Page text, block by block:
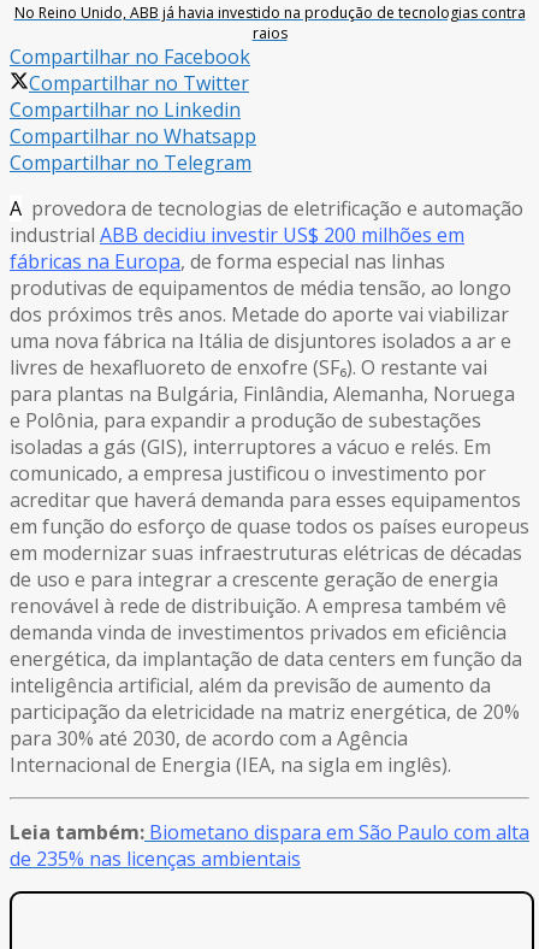
No Reino Unido, ABB já havia investido na produção de tecnologias contra
raios
Compartilhar no Facebook
Compartilhar no Twitter
Compartilhar no Linkedin
Compartilhar no Whatsapp
Compartilhar no Telegram
A provedora de tecnologias de eletrificação e automação
industrial ABB decidiu investir US$ 200 milhões em
fábricas na Europa, de forma especial nas linhas
produtivas de equipamentos de média tensão, ao longo
dos próximos três anos. Metade do aporte vai viabilizar
uma nova fábrica na Itália de disjuntores isolados a ar e
livres de hexafluoreto de enxofre (SF₆). O restante vai
para plantas na Bulgária, Finlândia, Alemanha, Noruega
e Polônia, para expandir a produção de subestações
isoladas a gás (GIS), interruptores a vácuo e relés. Em
comunicado, a empresa justificou o investimento por
acreditar que haverá demanda para esses equipamentos
em função do esforço de quase todos os países europeus
em modernizar suas infraestruturas elétricas de décadas
de uso e para integrar a crescente geração de energia
renovável à rede de distribuição. A empresa também vê
demanda vinda de investimentos privados em eficiência
energética, da implantação de data centers em função da
inteligência artificial, além da previsão de aumento da
participação da eletricidade na matriz energética, de 20%
para 30% até 2030, de acordo com a Agência
Internacional de Energia (IEA, na sigla em inglês).
Leia também: Biometano dispara em São Paulo com alta
de 235% nas licenças ambientais